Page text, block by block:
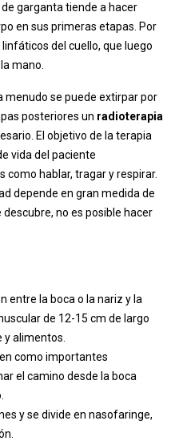
garganta tiende a hacer
en sus primeras etapas. Por
del cuello, que luego
mano.
menudo se puede extirpar por
posteriores un radioterapia
El objetivo de la terapia
vida del paciente
hablar, tragar y respirar.
depende en gran medida de
descubre, no es posible hacer
entre la boca o la nariz y la
de 12-15 cm de largo
alimentos.
como importantes
el camino desde la boca
y se divide en nasofaringe,